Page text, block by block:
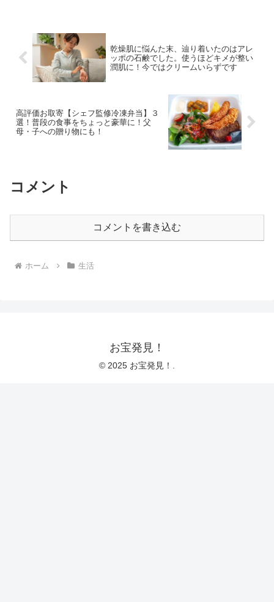
乾燥肌に悩んた末、辿り着いたのはアレ
ッポの石鹸でした。使うほどキメが整い
潤肌に！今ではクリームいらずです
高評価お取寄【シェフ監修冷凍弁当】３
選！普段の食事をちょっと豪華に！父
母・子への贈り物にも！
コメント
コメントを書き込む
ホーム 生活
お宝発見！
© 2025 お宝発見！.